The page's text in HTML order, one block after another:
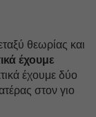
θεωρίας και
έχουμε
έχουμε δύο
στον γιο